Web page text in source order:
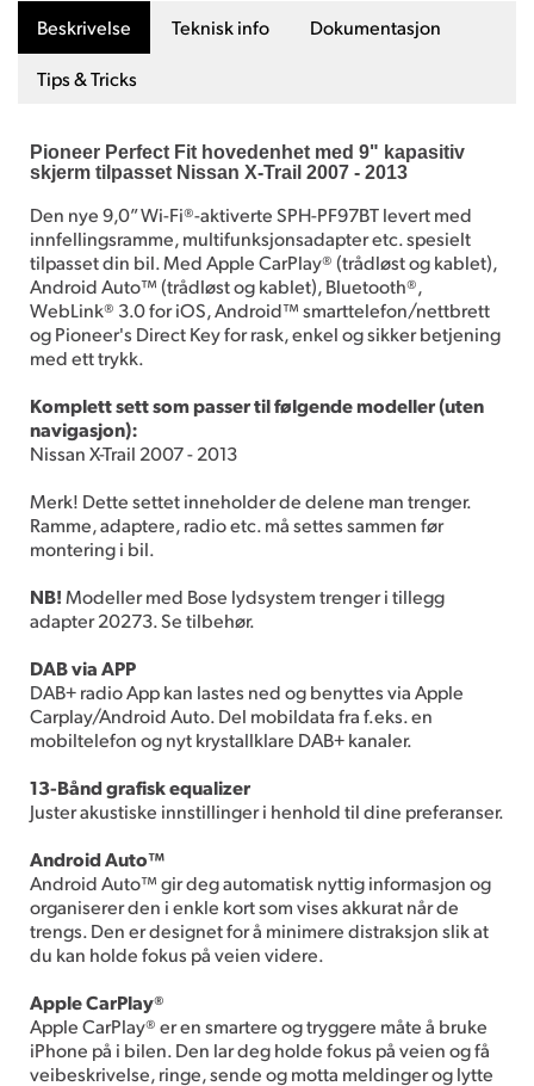
Beskrivelse Teknisk info Dokumentasjon
Tips & Tricks
Pioneer Perfect Fit hovedenhet med 9" kapasitiv
skjerm tilpasset Nissan X-Trail 2007 - 2013
Den nye 9,0” Wi-Fi®-aktiverte SPH-PF97BT levert med
innfellingsramme, multifunksjonsadapter etc. spesielt
tilpasset din bil. Med Apple CarPlay® (trådløst og kablet),
Android Auto™ (trådløst og kablet), Bluetooth®,
WebLink® 3.0 for iOS, Android™ smarttelefon/nettbrett
og Pioneer's Direct Key for rask, enkel og sikker betjening
med ett trykk.
Komplett sett som passer til følgende modeller (uten
navigasjon):
Nissan X-Trail 2007 - 2013
Merk! Dette settet inneholder de delene man trenger.
Ramme, adaptere, radio etc. må settes sammen før
montering i bil.
NB!Modeller med Bose lydsystem trenger i tillegg
adapter 20273. Se tilbehør.
DAB via APP
DAB+ radio App kan lastes ned og benyttes via Apple
Carplay/Android Auto. Del mobildata fra f.eks. en
mobiltelefon og nyt krystallklare DAB+ kanaler.
13-Bånd grafisk equalizer
Juster akustiske innstillinger i henhold til dine preferanser.
Android Auto™
Android Auto™ gir deg automatisk nyttig informasjon og
organiserer den i enkle kort som vises akkurat når de
trengs. Den er designet for å minimere distraksjon slik at
du kan holde fokus på veien videre.
Apple CarPlay®
Apple CarPlay® er en smartere og tryggere måte å bruke
iPhone på i bilen. Den lar deg holde fokus på veien og få
veibeskrivelse, ringe, sende og motta meldinger og lytte